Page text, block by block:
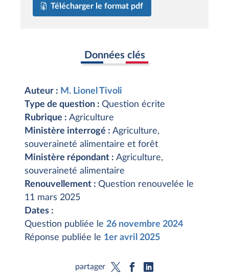
Télécharger le format pdf
Données clés
Auteur : M. Lionel Tivoli
Type de question : Question écrite
Rubrique : Agriculture
Ministère interrogé : Agriculture,
souveraineté alimentaire et forêt
Ministère répondant : Agriculture,
souveraineté alimentaire
Renouvellement : Question renouvelée le
11 mars 2025
Dates :
Question publiée le 26 novembre 2024
Réponse publiée le 1er avril 2025
partager